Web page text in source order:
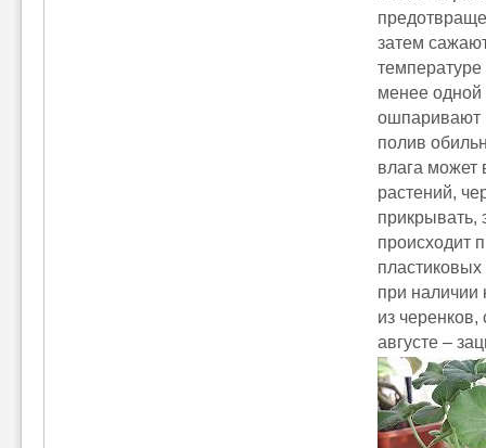
затем
менее одной
ошпаривают
полив
влага может
растений,
прикрывать,
происходит
при наличии
из
августе –